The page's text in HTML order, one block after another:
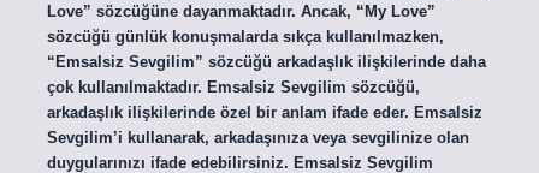
Love” sözcüğüne dayanmaktadır. Ancak, “My Love”
sözcüğü günlük konuşmalarda sıkça kullanılmazken,
“Emsalsiz Sevgilim” sözcüğü arkadaşlık ilişkilerinde daha
çok kullanılmaktadır. Emsalsiz Sevgilim sözcüğü,
arkadaşlık ilişkilerinde özel bir anlam ifade eder. Emsalsiz
Sevgilim’i kullanarak, arkadaşınıza veya sevgilinize olan
duygularınızı ifade edebilirsiniz. Emsalsiz Sevgilim